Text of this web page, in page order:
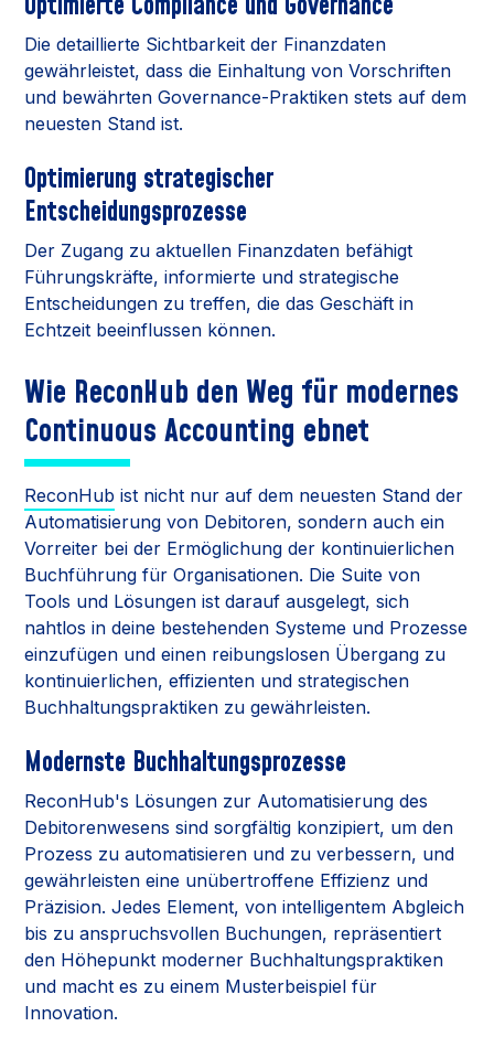
Die detaillierte Sichtbarkeit der Finanzdaten
gewährleistet, dass die Einhaltung von Vorschriften
und bewährten Governance-Praktiken stets auf dem
neuesten Stand ist.
Optimierung strategischer
Entscheidungsprozesse
Der Zugang zu aktuellen Finanzdaten befähigt
Führungskräfte, informierte und strategische
Entscheidungen zu treffen, die das Geschäft in
Echtzeit beeinflussen können.
Wie ReconHub den Weg für modernes
Continuous Accounting ebnet
ReconHub ist nicht nur auf dem neuesten Stand der
Automatisierung von Debitoren, sondern auch ein
Vorreiter bei der Ermöglichung der kontinuierlichen
Buchführung für Organisationen. Die Suite von
Tools und Lösungen ist darauf ausgelegt, sich
nahtlos in deine bestehenden Systeme und Prozesse
einzufügen und einen reibungslosen Übergang zu
kontinuierlichen, effizienten und strategischen
Buchhaltungspraktiken zu gewährleisten.
Modernste Buchhaltungsprozesse
ReconHub's Lösungen zur Automatisierung des
Debitorenwesens sind sorgfältig konzipiert, um den
Prozess zu automatisieren und zu verbessern, und
gewährleisten eine unübertroffene Effizienz und
Präzision. Jedes Element, von intelligentem Abgleich
bis zu anspruchsvollen Buchungen, repräsentiert
den Höhepunkt moderner Buchhaltungspraktiken
und macht es zu einem Musterbeispiel für
Innovation.